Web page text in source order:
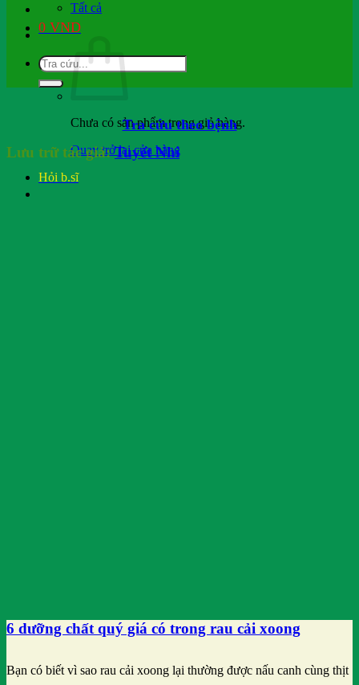
0 VND
Chưa có sản phẩm trong giỏ hàng.
Quay trở lại cửa hàng
Hỏi b.sĩ
Tất cả
Tra cứu theo bệnh
Lưu trữ tác giả:Tuyết Nhi
6 dưỡng chất quý giá có trong rau cải xoong
Bạn có biết vì sao rau cải xoong lại thường được nấu canh cùng thịt